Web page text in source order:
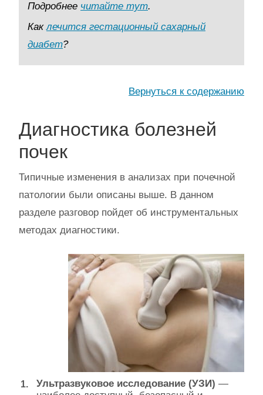
Подробнее читайте тут.
Как лечится гестационный сахарный
диабет?
Вернуться к содержанию
Диагностика болезней
почек
Типичные изменения в анализах при почечной
патологии были описаны выше. В данном
разделе разговор пойдет об инструментальных
методах диагностики.
Ультразвуковое исследование (УЗИ) —